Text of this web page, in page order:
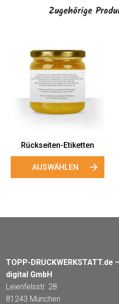
Zugehörige
Rückseiten-Etiketten
AUSWÄHLEN
TOPP-
digital GmbH
Leienfelsstr. 28
81243 München